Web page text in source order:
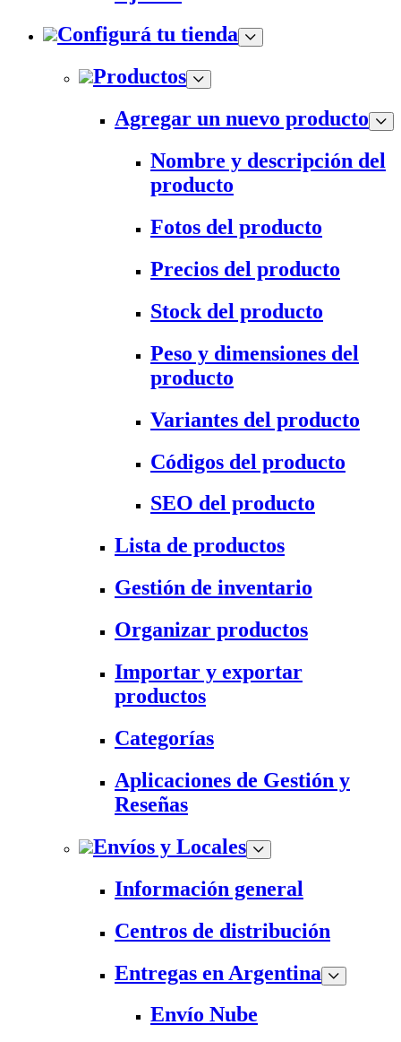
Configurá tu tienda
Productos
Agregar un nuevo producto
Nombre y descripción del
producto
Fotos del producto
Precios del producto
Stock del producto
Peso y dimensiones del
producto
Variantes del producto
Códigos del producto
SEO del producto
Lista de productos
Gestión de inventario
Organizar productos
Importar y exportar
productos
Categorías
Aplicaciones de Gestión y
Reseñas
Envíos y Locales
Información general
Centros de distribución
Entregas en Argentina
Envío Nube